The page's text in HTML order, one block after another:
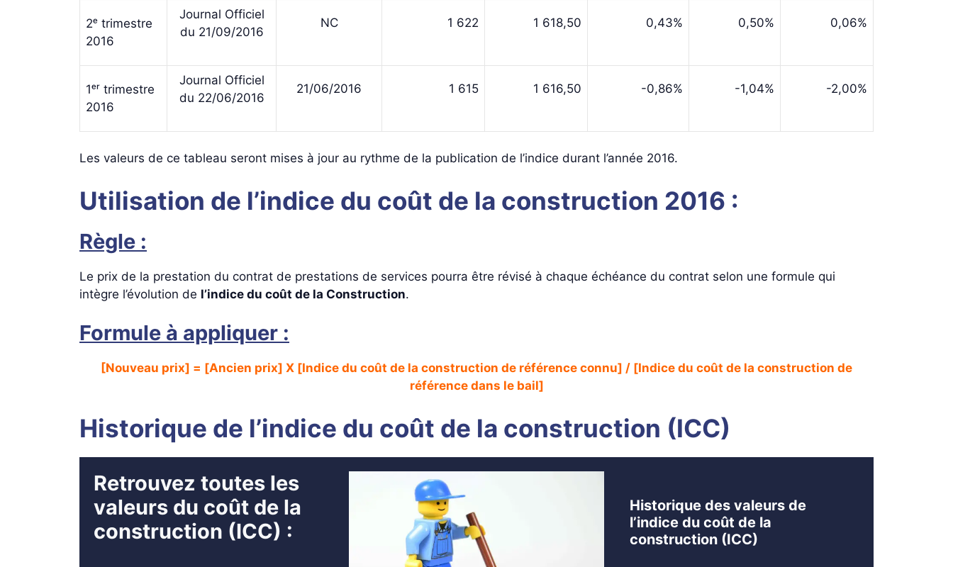
2ᵉ trimestre
2016
Journal Officiel
du 21/09/2016
NC 1 622 1 618,50 0,43% 0,50% 0,06%
1ᵉʳ trimestre
2016
Journal Officiel
du 22/06/2016
21/06/2016 1 615 1 616,50 -0,86% -1,04% -2,00%
Les valeurs de ce tableau seront mises à jour au rythme de la publication de l’indice durant l’année 2016.
Utilisation de l’indice du coût de la construction 2016 :
Règle :
Le prix de la prestation du contrat de prestations de services pourra être révisé à chaque échéance du contrat selon une formule qui
intègre l’évolution de l’indice du coût de la Construction.
Formule à appliquer :
[Nouveau prix] = [Ancien prix] X [Indice du coût de la construction de référence connu] / [Indice du coût de la construction de
référence dans le bail]
Historique de l’indice du coût de la construction (ICC)
Retrouvez toutes les
valeurs du coût de la
construction (ICC) :
Historique des valeurs de
l’indice du coût de la
construction (ICC)